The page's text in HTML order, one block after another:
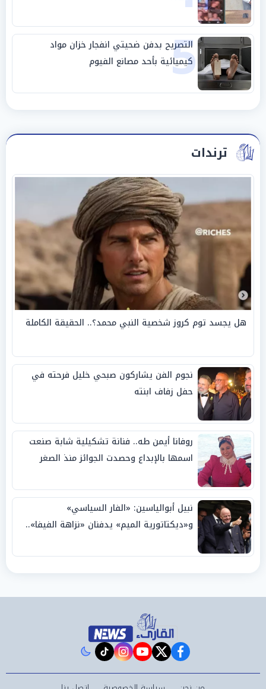
5
التصريح بدفن ضحيتي انفجار خزان مواد
كيميائية بأحد مصانع الفيوم
ترندات
هل يجسد توم كروز شخصية النبي محمد؟.. الحقيقة الكاملة
نجوم الفن يشاركون صبحي خليل فرحته في
حفل زفاف ابنته
روفانا أيمن طه.. فنانة تشكيلية شابة صنعت
اسمها بالإبداع وحصدت الجوائز منذ الصغر
نبيل أبوالياسين: «الفار السياسي»
و«ديكتاتورية الميم» يدفنان «نزاهة الفيفا»..
facebook
twitter
youtube
instagram
tiktok